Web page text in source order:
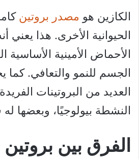
الكازين هو مصدر بروتين
الحيوانية الأخرى. هذا يعني
الأحماض الأمينية الأساسية
الجسم للنمو والتعافي. كما
العديد من البروتينات
النشطة بيولوجيًا، وبعضها
الفرق بين بروتين